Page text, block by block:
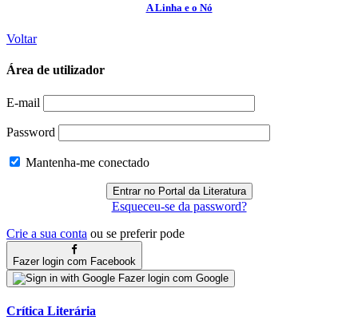
A Linha e o Nó
Voltar
Área de utilizador
E-mail
Password
Mantenha-me conectado
Esqueceu-se da password?
Crie a sua conta ou se preferir pode
Fazer login com Facebook
Fazer login com Google
Crítica Literária